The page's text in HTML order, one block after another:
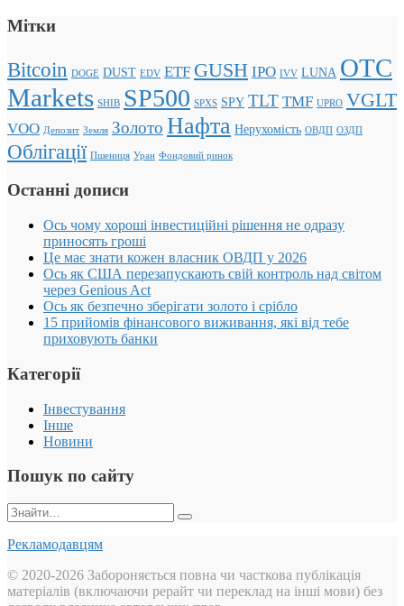
Мітки
Bitcoin DOGE DUST EDV ETF GUSH IPO IVV LUNA OTC
Markets SHIB SP500 SPXS SPY TLT TMF UPRO VGLT
VOO Депозит Земля Золото Нафта Нерухомість ОВДП ОЗДП
Облігації Пшениця Уран Фондовий ринок
Останні дописи
Ось чому хороші інвестиційні рішення не одразу
приносять гроші
Це має знати кожен власник ОВДП у 2026
Ось як США перезапускають свій контроль над світом
через Genious Act
Ось як безпечно зберігати золото і срібло
15 прийомів фінансового виживання, які від тебе
приховують банки
Категорії
Інвестування
Інше
Новини
Пошук по сайту
Пошук:
Рекламодавцям
© 2020-2026 Забороняється повна чи часткова публікація
матеріалів (включаючи рерайт чи переклад на інші мови) без